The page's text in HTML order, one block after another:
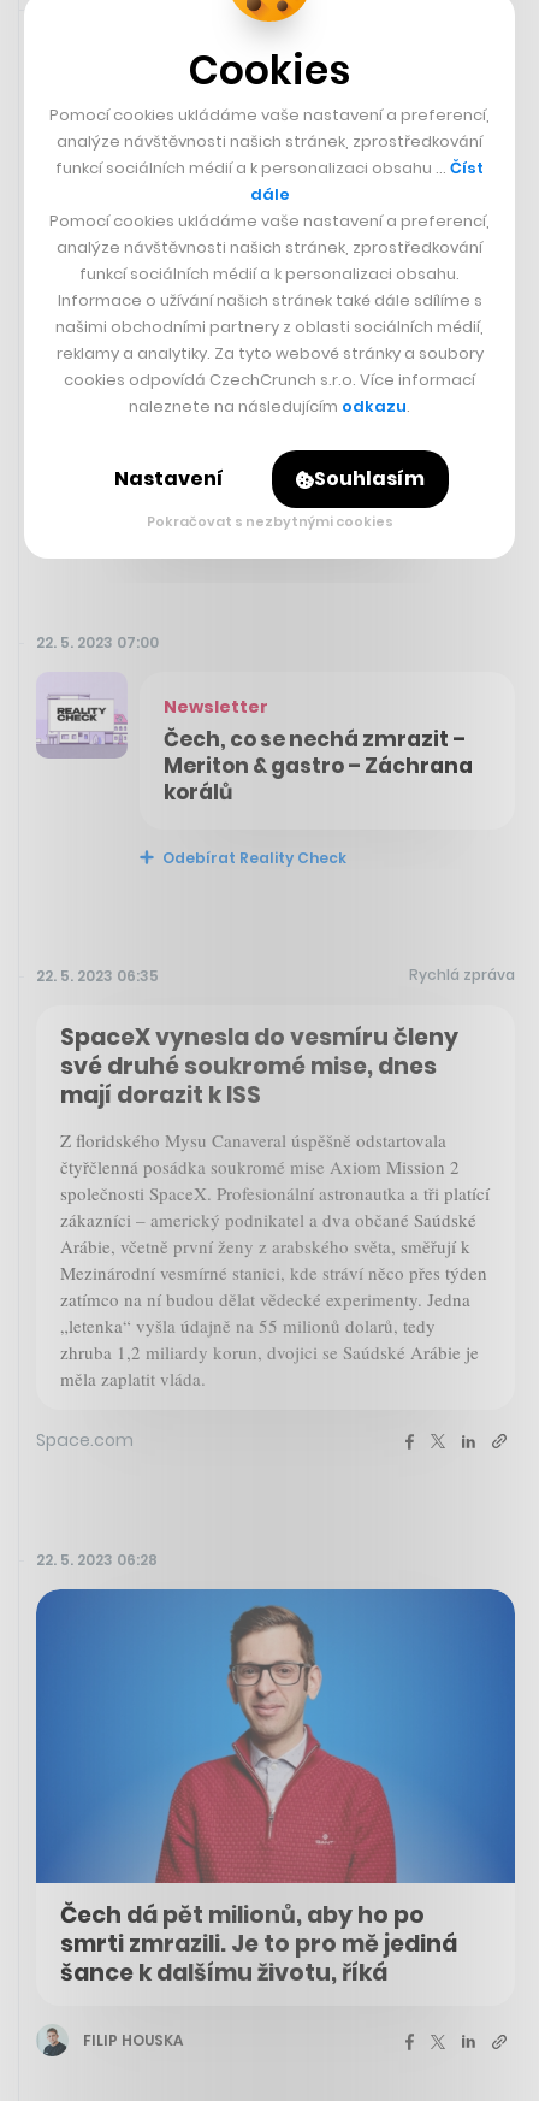
Hladké silnice bez drncání. Česká
technologie umí spravit výtluk
v asfaltu pomocí mobilní
VOJTĚCH SEDLÁČEK
22. 5. 2023 07:00
Newsletter
Čech, co se nechá zmrazit –
Meriton & gastro – Záchrana
korálů
Odebírat Reality Check
22. 5. 2023 06:35 Rychlá zpráva
SpaceX vynesla do vesmíru členy
své druhé soukromé mise, dnes
mají dorazit k ISS
Z floridského Mysu Canaveral úspěšně odstartovala
čtyřčlenná posádka soukromé mise Axiom Mission 2
společnosti SpaceX. Profesionální astronautka a tři platící
zákazníci – americký podnikatel a dva občané Saúdské
Arábie, včetně první ženy z arabského světa, směřují k
Mezinárodní vesmírné stanici, kde stráví něco přes týden
zatímco na ní budou dělat vědecké experimenty. Jedna
„letenka“ vyšla údajně na 55 milionů dolarů, tedy
zhruba 1,2 miliardy korun, dvojici se Saúdské Arábie je
měla zaplatit vláda.
Space.com
22. 5. 2023 06:28
Čech dá pět milionů, aby ho po
smrti zmrazili. Je to pro mě jediná
šance k dalšímu životu, říká
FILIP HOUSKA
Cookies
Pomocí cookies ukládáme vaše nastavení a preferencí,
analýze návštěvnosti našich stránek, zprostředkování
funkcí sociálních médií a k personalizaci obsahu … Číst
dále
Pomocí cookies ukládáme vaše nastavení a preferencí,
analýze návštěvnosti našich stránek, zprostředkování
funkcí sociálních médií a k personalizaci obsahu.
Informace o užívání našich stránek také dále sdílíme s
našimi obchodními partnery z oblasti sociálních médií,
reklamy a analytiky. Za tyto webové stránky a soubory
cookies odpovídá CzechCrunch s.r.o. Více informací
naleznete na následujícím odkazu.
Nastavení Souhlasím
Pokračovat s nezbytnými cookies